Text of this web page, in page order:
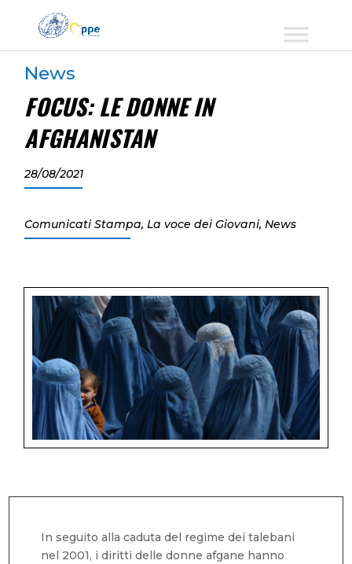
News
FOCUS: LE DONNE IN
AFGHANISTAN
28/08/2021
Comunicati Stampa,La voce dei Giovani,News
In seguito alla caduta del regime dei talebani
nel 2001, i diritti delle donne afgane hanno